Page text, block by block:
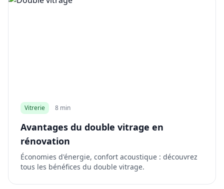
Vitrerie 8 min
Avantages du double vitrage en
rénovation
Économies d'énergie, confort acoustique : découvrez
tous les bénéfices du double vitrage.